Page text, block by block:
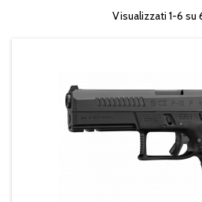
Visualizzati 1-6 su